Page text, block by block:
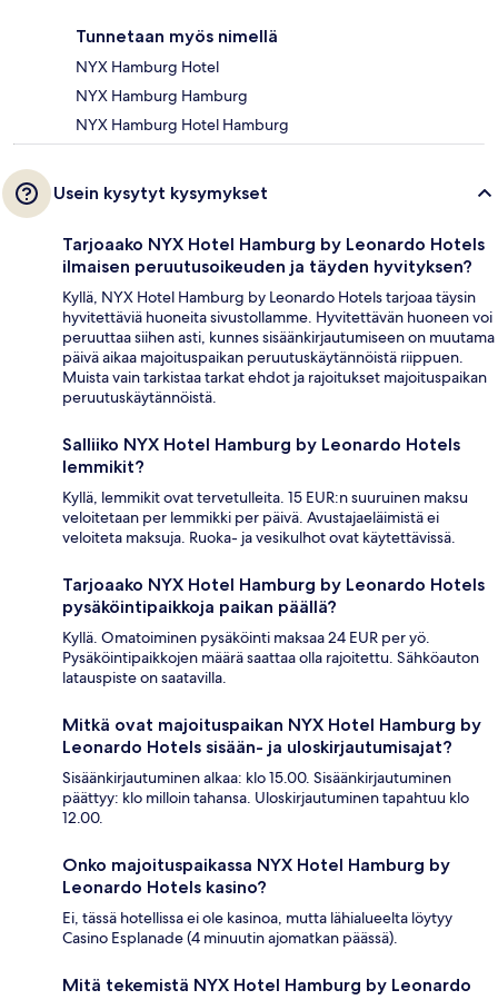
Tunnetaan myös nimellä
NYX Hamburg Hotel
NYX Hamburg Hamburg
NYX Hamburg Hotel Hamburg
Usein kysytyt kysymykset
Tarjoaako NYX Hotel Hamburg by Leonardo Hotels
ilmaisen peruutusoikeuden ja täyden hyvityksen?
Kyllä, NYX Hotel Hamburg by Leonardo Hotels tarjoaa täysin
hyvitettäviä huoneita sivustollamme. Hyvitettävän huoneen voi
peruuttaa siihen asti, kunnes sisäänkirjautumiseen on muutama
päivä aikaa majoituspaikan peruutuskäytännöistä riippuen.
Muista vain tarkistaa tarkat ehdot ja rajoitukset majoituspaikan
peruutuskäytännöistä.
Salliiko NYX Hotel Hamburg by Leonardo Hotels
lemmikit?
Kyllä, lemmikit ovat tervetulleita. 15 EUR:n suuruinen maksu
veloitetaan per lemmikki per päivä. Avustajaeläimistä ei
veloiteta maksuja. Ruoka- ja vesikulhot ovat käytettävissä.
Tarjoaako NYX Hotel Hamburg by Leonardo Hotels
pysäköintipaikkoja paikan päällä?
Kyllä. Omatoiminen pysäköinti maksaa 24 EUR per yö.
Pysäköintipaikkojen määrä saattaa olla rajoitettu. Sähköauton
latauspiste on saatavilla.
Mitkä ovat majoituspaikan NYX Hotel Hamburg by
Leonardo Hotels sisään- ja uloskirjautumisajat?
Sisäänkirjautuminen alkaa: klo 15.00. Sisäänkirjautuminen
päättyy: klo milloin tahansa. Uloskirjautuminen tapahtuu klo
12.00.
Onko majoituspaikassa NYX Hotel Hamburg by
Leonardo Hotels kasino?
Ei, tässä hotellissa ei ole kasinoa, mutta lähialueelta löytyy
Casino Esplanade (4 minuutin ajomatkan päässä).
Mitä tekemistä NYX Hotel Hamburg by Leonardo